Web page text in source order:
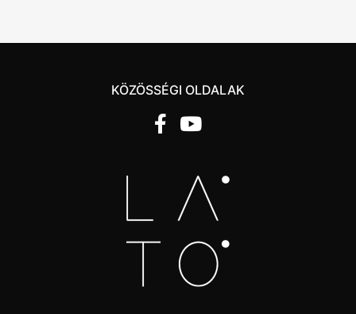
KÖZÖSSÉGI OLDALAK